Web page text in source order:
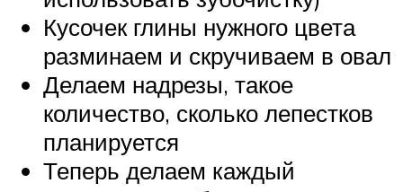
Кусочек глины нужного цвета
разминаем и скручиваем в овал
Делаем надрезы, такое
количество, сколько лепестков
планируется
Теперь делаем каждый